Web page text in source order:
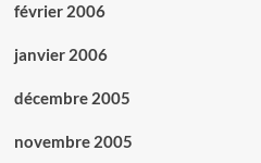
février 2006
janvier 2006
décembre 2005
novembre 2005